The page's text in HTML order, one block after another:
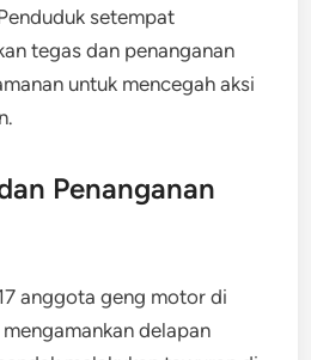
setempat
tegas dan penanganan
untuk mencegah aksi
Penanganan
anggota geng motor di
delapan